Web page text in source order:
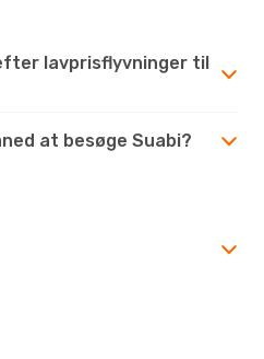
lavprisflyvninger til
at besøge Suabi?